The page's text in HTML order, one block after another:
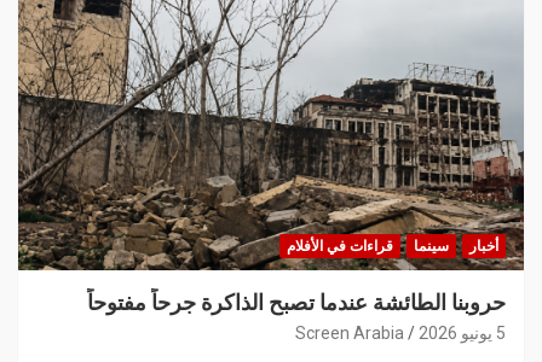
أخبار سينما قراءات في الأفلام
حروبنا الطائشة عندما تصبح الذاكرة جرحاً مفتوحاً
5 يونيو 2026 Screen Arabia